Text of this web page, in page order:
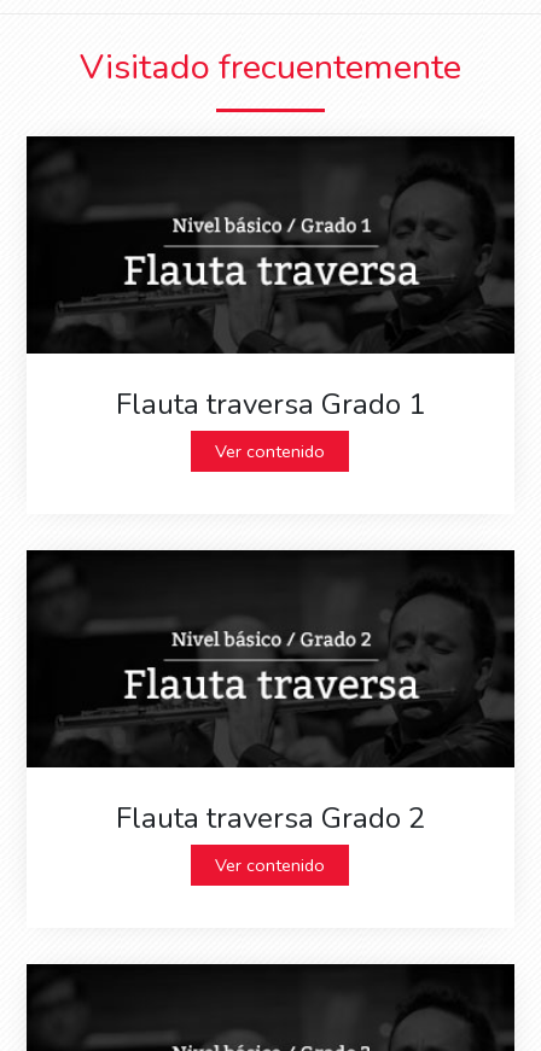
Visitado frecuentemente
Flauta traversa Grado 1
Ver contenido
Flauta traversa Grado 2
Ver contenido